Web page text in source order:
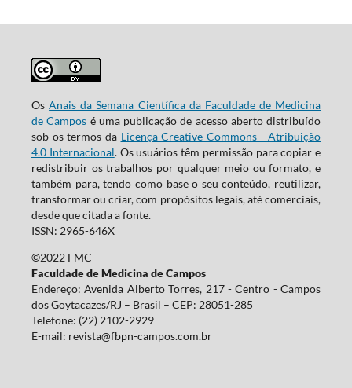
OsAnais da Semana Científica da Faculdade de Medicina
de Campos é uma publicação de acesso aberto distribuído
sob os termos da Licença Creative Commons - Atribuição
4.0 Internacional. Os usuários têm permissão para copiar e
redistribuir os trabalhos por qualquer meio ou formato, e
também para, tendo como base o seu conteúdo, reutilizar,
transformar ou criar, com propósitos legais, até comerciais,
desde que citada a fonte.
ISSN: 2965-646X
©2022 FMC
Faculdade de Medicina de Campos
Endereço: Avenida Alberto Torres, 217 - Centro - Campos
dos Goytacazes/RJ – Brasil – CEP: 28051-285
Telefone: (22) 2102-2929
E-mail: revista@fbpn-campos.com.br